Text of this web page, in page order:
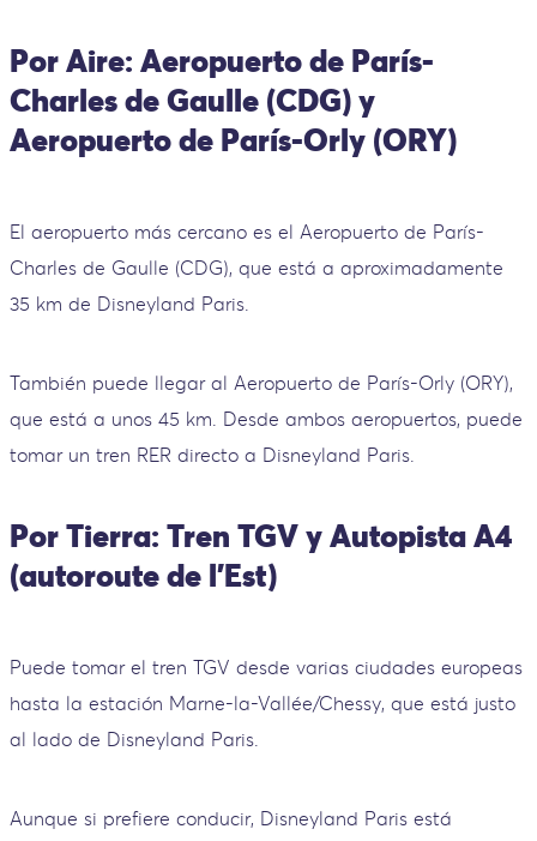
Por Aire: Aeropuerto de París-
Charles de Gaulle (CDG) y
Aeropuerto de París-Orly (ORY)
El aeropuerto más cercano es el Aeropuerto de París-
Charles de Gaulle (CDG), que está a aproximadamente
35 km de Disneyland Paris.
También puede llegar al Aeropuerto de París-Orly (ORY),
que está a unos 45 km. Desde ambos aeropuertos, puede
tomar un tren RER directo a Disneyland Paris.
Por Tierra: Tren TGV y Autopista A4
(autoroute de l'Est)
Puede tomar el tren TGV desde varias ciudades europeas
hasta la estación Marne-la-Vallée/Chessy, que está justo
al lado de Disneyland Paris.
Aunque si prefiere conducir, Disneyland Paris está